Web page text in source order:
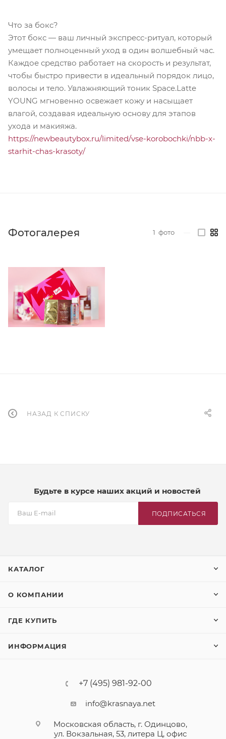
Что за бокс?
Этот бокс — ваш личный экспресс-ритуал, который
умещает полноценный уход в один волшебный час.
Каждое средство работает на скорость и результат,
чтобы быстро привести в идеальный порядок лицо,
волосы и тело. Увлажняющий тоник Space.Latte
YOUNG мгновенно освежает кожу и насыщает
влагой, создавая идеальную основу для этапов
ухода и макияжа.
https://newbeautybox.ru/limited/vse-korobochki/nbb-x-
starhit-chas-krasoty/
Фотогалерея 1 фото
НАЗАД К СПИСКУ
Будьте в курсе наших акций и новостей
ПОДПИСАТЬСЯ
КАТАЛОГ
О КОМПАНИИ
ГДЕ КУПИТЬ
ИНФОРМАЦИЯ
+7 (495) 981-92-00
info@krasnaya.net
Московская область, г. Одинцово,
ул. Вокзальная, 53, литера Ц, офис